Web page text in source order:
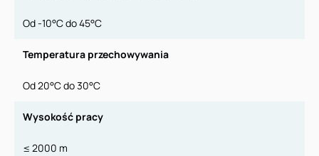
Od -10°C do 45°C
Temperatura przechowywania
Od 20°C do 30°C
Wysokość pracy
≤ 2000 m